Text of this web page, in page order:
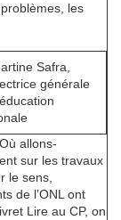
les
allons-
sur les travaux
le sens,
de l’ONL ont
Lire au CP, on